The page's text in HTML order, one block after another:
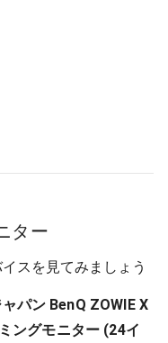
ター
スを見てみましょう
パン BenQ ZOWIE X
ングモニター (24イ